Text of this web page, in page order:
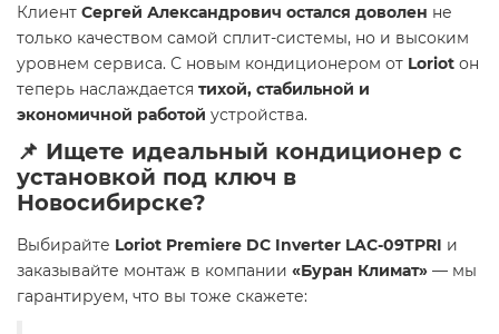
Клиент Сергей Александрович остался доволен не
только качеством самой сплит-системы, но и высоким
уровнем сервиса. С новым кондиционером от Loriot он
теперь наслаждается тихой, стабильной и
экономичной работой устройства.
📌 Ищете идеальный кондиционер с
установкой под ключ в
Новосибирске?
Выбирайте Loriot Premiere DC Inverter LAC-09TPRI и
заказывайте монтаж в компании «Буран Климат» — мы
гарантируем, что вы тоже скажете: